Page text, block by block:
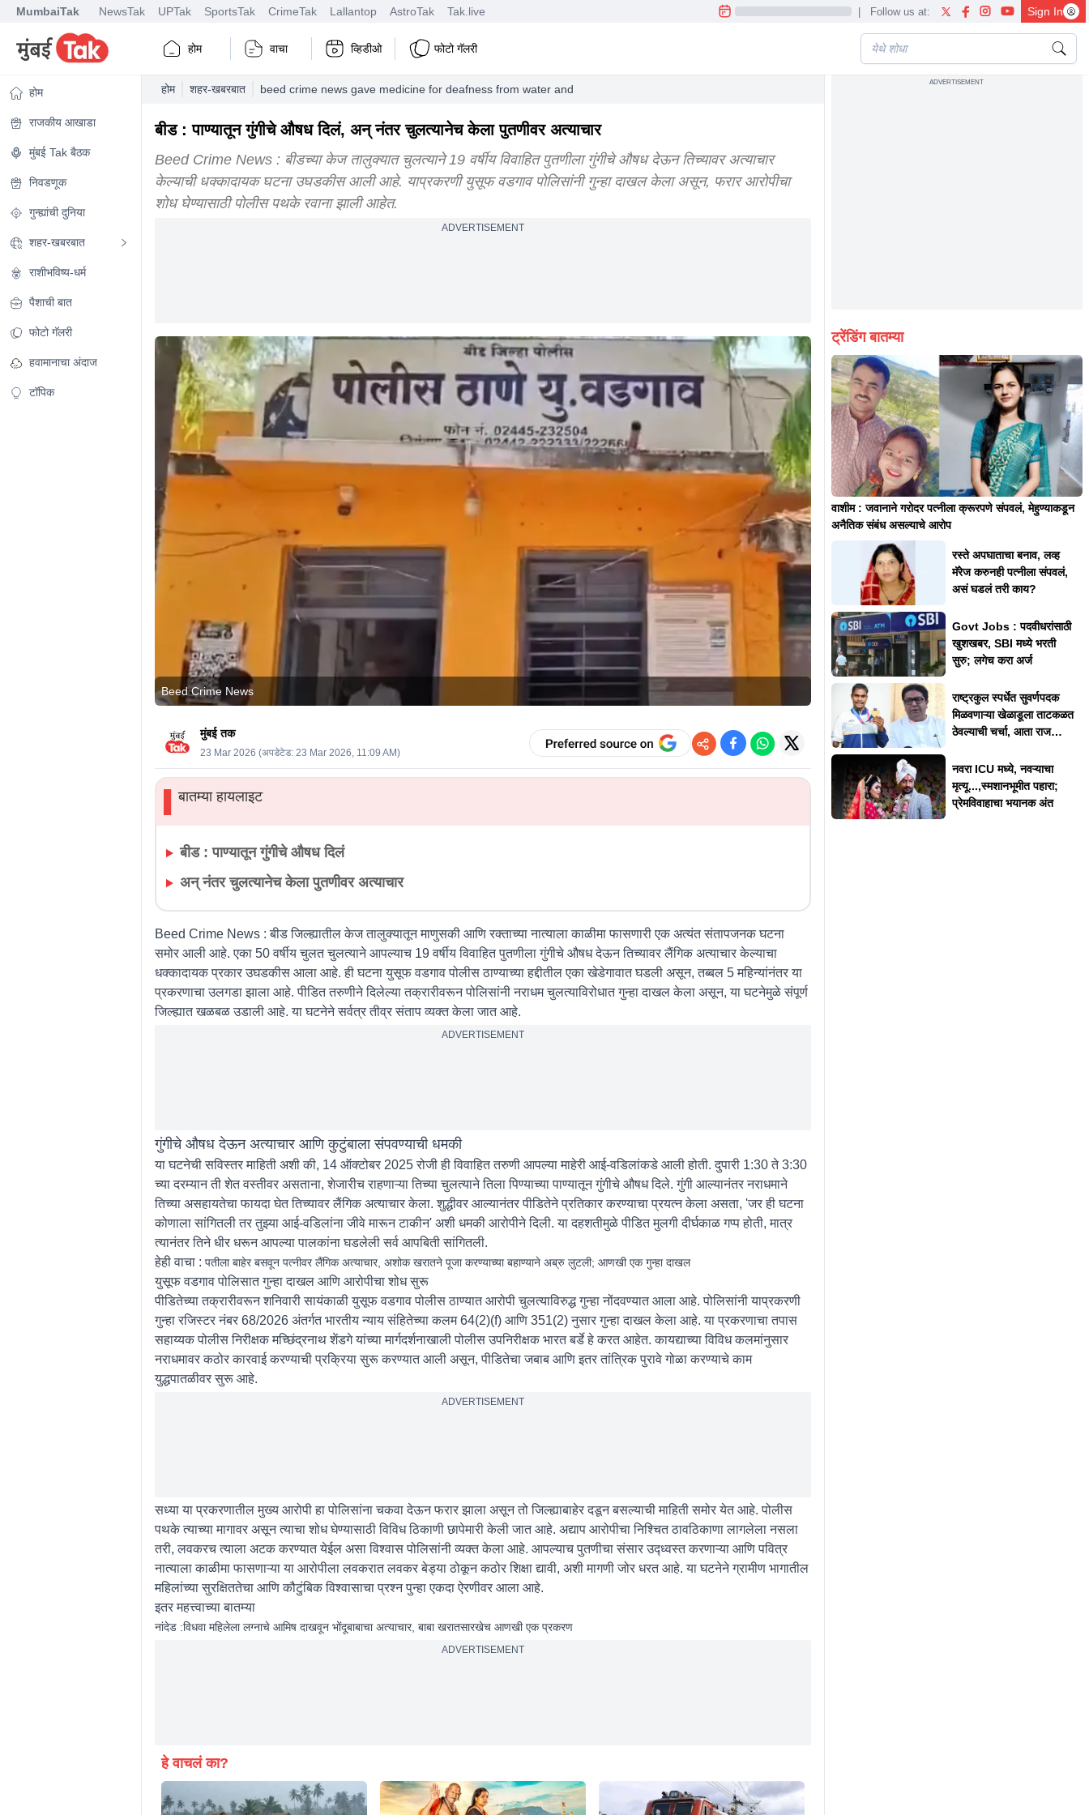
MumbaiTak NewsTak UPTak SportsTak CrimeTak Lallantop AstroTak Tak.live | Follow us at: Sign In
होम वाचा व्हिडीओ फोटो गॅलरी
होम
राजकीय आखाडा
मुंबई Tak बैठक
निवडणूक
गुन्ह्यांची दुनिया
शहर-खबरबात
राशीभविष्य-धर्म
पैशाची बात
फोटो गॅलरी
हवामानाचा अंदाज
टॉपिक
होम शहर-खबरबात beed crime news gave medicine for deafness from water and then the cousin tortured the niece marathi news
बीड : पाण्यातून गुंगीचे औषध दिलं, अन् नंतर चुलत्यानेच केला पुतणीवर अत्याचार
Beed Crime News : बीडच्या केज तालुक्यात चुलत्याने 19 वर्षीय विवाहित पुतणीला गुंगीचे औषध देऊन तिच्यावर अत्याचार
केल्याची धक्कादायक घटना उघडकीस आली आहे. याप्रकरणी युसूफ वडगाव पोलिसांनी गुन्हा दाखल केला असून, फरार आरोपीचा
शोध घेण्यासाठी पोलीस पथके रवाना झाली आहेत.
ADVERTISEMENT
Beed Crime News
मुंबई तक
23 Mar 2026 (अपडेटेड: 23 Mar 2026, 11:09 AM)
▌बातम्या हायलाइट
बीड : पाण्यातून गुंगीचे औषध दिलं
अन् नंतर चुलत्यानेच केला पुतणीवर अत्याचार
Beed Crime News : बीड जिल्ह्यातील केज तालुक्यातून माणुसकी आणि रक्ताच्या नात्याला काळीमा फासणारी एक अत्यंत संतापजनक घटना
समोर आली आहे. एका 50 वर्षीय चुलत चुलत्याने आपल्याच 19 वर्षीय विवाहित पुतणीला गुंगीचे औषध देऊन तिच्यावर लैंगिक अत्याचार केल्याचा
धक्कादायक प्रकार उघडकीस आला आहे. ही घटना युसूफ वडगाव पोलीस ठाण्याच्या हद्दीतील एका खेडेगावात घडली असून, तब्बल 5 महिन्यांनंतर या
प्रकरणाचा उलगडा झाला आहे. पीडित तरुणीने दिलेल्या तक्रारीवरून पोलिसांनी नराधम चुलत्याविरोधात गुन्हा दाखल केला असून, या घटनेमुळे संपूर्ण
जिल्ह्यात खळबळ उडाली आहे. या घटनेने सर्वत्र तीव्र संताप व्यक्त केला जात आहे.
ADVERTISEMENT
गुंगीचे औषध देऊन अत्याचार आणि कुटुंबाला संपवण्याची धमकी
या घटनेची सविस्तर माहिती अशी की, 14 ऑक्टोबर 2025 रोजी ही विवाहित तरुणी आपल्या माहेरी आई-वडिलांकडे आली होती. दुपारी 1:30 ते 3:30
च्या दरम्यान ती शेत वस्तीवर असताना, शेजारीच राहणाऱ्या तिच्या चुलत्याने तिला पिण्याच्या पाण्यातून गुंगीचे औषध दिले. गुंगी आल्यानंतर नराधमाने
तिच्या असहायतेचा फायदा घेत तिच्यावर लैंगिक अत्याचार केला. शुद्धीवर आल्यानंतर पीडितेने प्रतिकार करण्याचा प्रयत्न केला असता, 'जर ही घटना
कोणाला सांगितली तर तुझ्या आई-वडिलांना जीवे मारून टाकीन' अशी धमकी आरोपीने दिली. या दहशतीमुळे पीडित मुलगी दीर्घकाळ गप्प होती, मात्र
त्यानंतर तिने धीर धरून आपल्या पालकांना घडलेली सर्व आपबिती सांगितली.
हेही वाचा : पतीला बाहेर बसवून पत्नीवर लैंगिक अत्याचार, अशोक खरातने पूजा करण्याच्या बहाण्याने अब्रु लुटली; आणखी एक गुन्हा दाखल
युसूफ वडगाव पोलिसात गुन्हा दाखल आणि आरोपीचा शोध सुरू
पीडितेच्या तक्रारीवरून शनिवारी सायंकाळी युसूफ वडगाव पोलीस ठाण्यात आरोपी चुलत्याविरुद्ध गुन्हा नोंदवण्यात आला आहे. पोलिसांनी याप्रकरणी
गुन्हा रजिस्टर नंबर 68/2026 अंतर्गत भारतीय न्याय संहितेच्या कलम 64(2)(f) आणि 351(2) नुसार गुन्हा दाखल केला आहे. या प्रकरणाचा तपास
सहाय्यक पोलीस निरीक्षक मच्छिंद्रनाथ शेंडगे यांच्या मार्गदर्शनाखाली पोलीस उपनिरीक्षक भारत बर्डे हे करत आहेत. कायद्याच्या विविध कलमांनुसार
नराधमावर कठोर कारवाई करण्याची प्रक्रिया सुरू करण्यात आली असून, पीडितेचा जबाब आणि इतर तांत्रिक पुरावे गोळा करण्याचे काम
युद्धपातळीवर सुरू आहे.
ADVERTISEMENT
सध्या या प्रकरणातील मुख्य आरोपी हा पोलिसांना चकवा देऊन फरार झाला असून तो जिल्ह्याबाहेर दडून बसल्याची माहिती समोर येत आहे. पोलीस
पथके त्याच्या मागावर असून त्याचा शोध घेण्यासाठी विविध ठिकाणी छापेमारी केली जात आहे. अद्याप आरोपीचा निश्चित ठावठिकाणा लागलेला नसला
तरी, लवकरच त्याला अटक करण्यात येईल असा विश्वास पोलिसांनी व्यक्त केला आहे. आपल्याच पुतणीचा संसार उद्ध्वस्त करणाऱ्या आणि पवित्र
नात्याला काळीमा फासणाऱ्या या आरोपीला लवकरात लवकर बेड्या ठोकून कठोर शिक्षा द्यावी, अशी मागणी जोर धरत आहे. या घटनेने ग्रामीण भागातील
महिलांच्या सुरक्षिततेचा आणि कौटुंबिक विश्वासाचा प्रश्न पुन्हा एकदा ऐरणीवर आला आहे.
इतर महत्त्वाच्या बातम्या
नांदेड :विधवा महिलेला लग्नाचे आमिष दाखवून भोंदूबाबाचा अत्याचार, बाबा खरातसारखेच आणखी एक प्रकरण
ADVERTISEMENT
हे वाचलं का?
ADVERTISEMENT
ट्रेंडिंग बातम्या
वाशीम : जवानाने गरोदर पत्नीला क्रूरपणे संपवलं, मेहुण्याकडून
अनैतिक संबंध असल्याचे आरोप
रस्ते अपघाताचा बनाव, लव्ह
मॅरेज करुनही पत्नीला संपवलं,
असं घडलं तरी काय?
Govt Jobs : पदवीधरांसाठी
खुशखबर, SBI मध्ये भरती
सुरु; लगेच करा अर्ज
राष्ट्रकुल स्पर्धेत सुवर्णपदक
मिळवणाऱ्या खेळाडूला ताटकळत
ठेवल्याची चर्चा, आता राज
नवरा ICU मध्ये, नवऱ्याचा
मृत्यू...,स्मशानभूमीत पहारा;
प्रेमविवाहाचा भयानक अंत